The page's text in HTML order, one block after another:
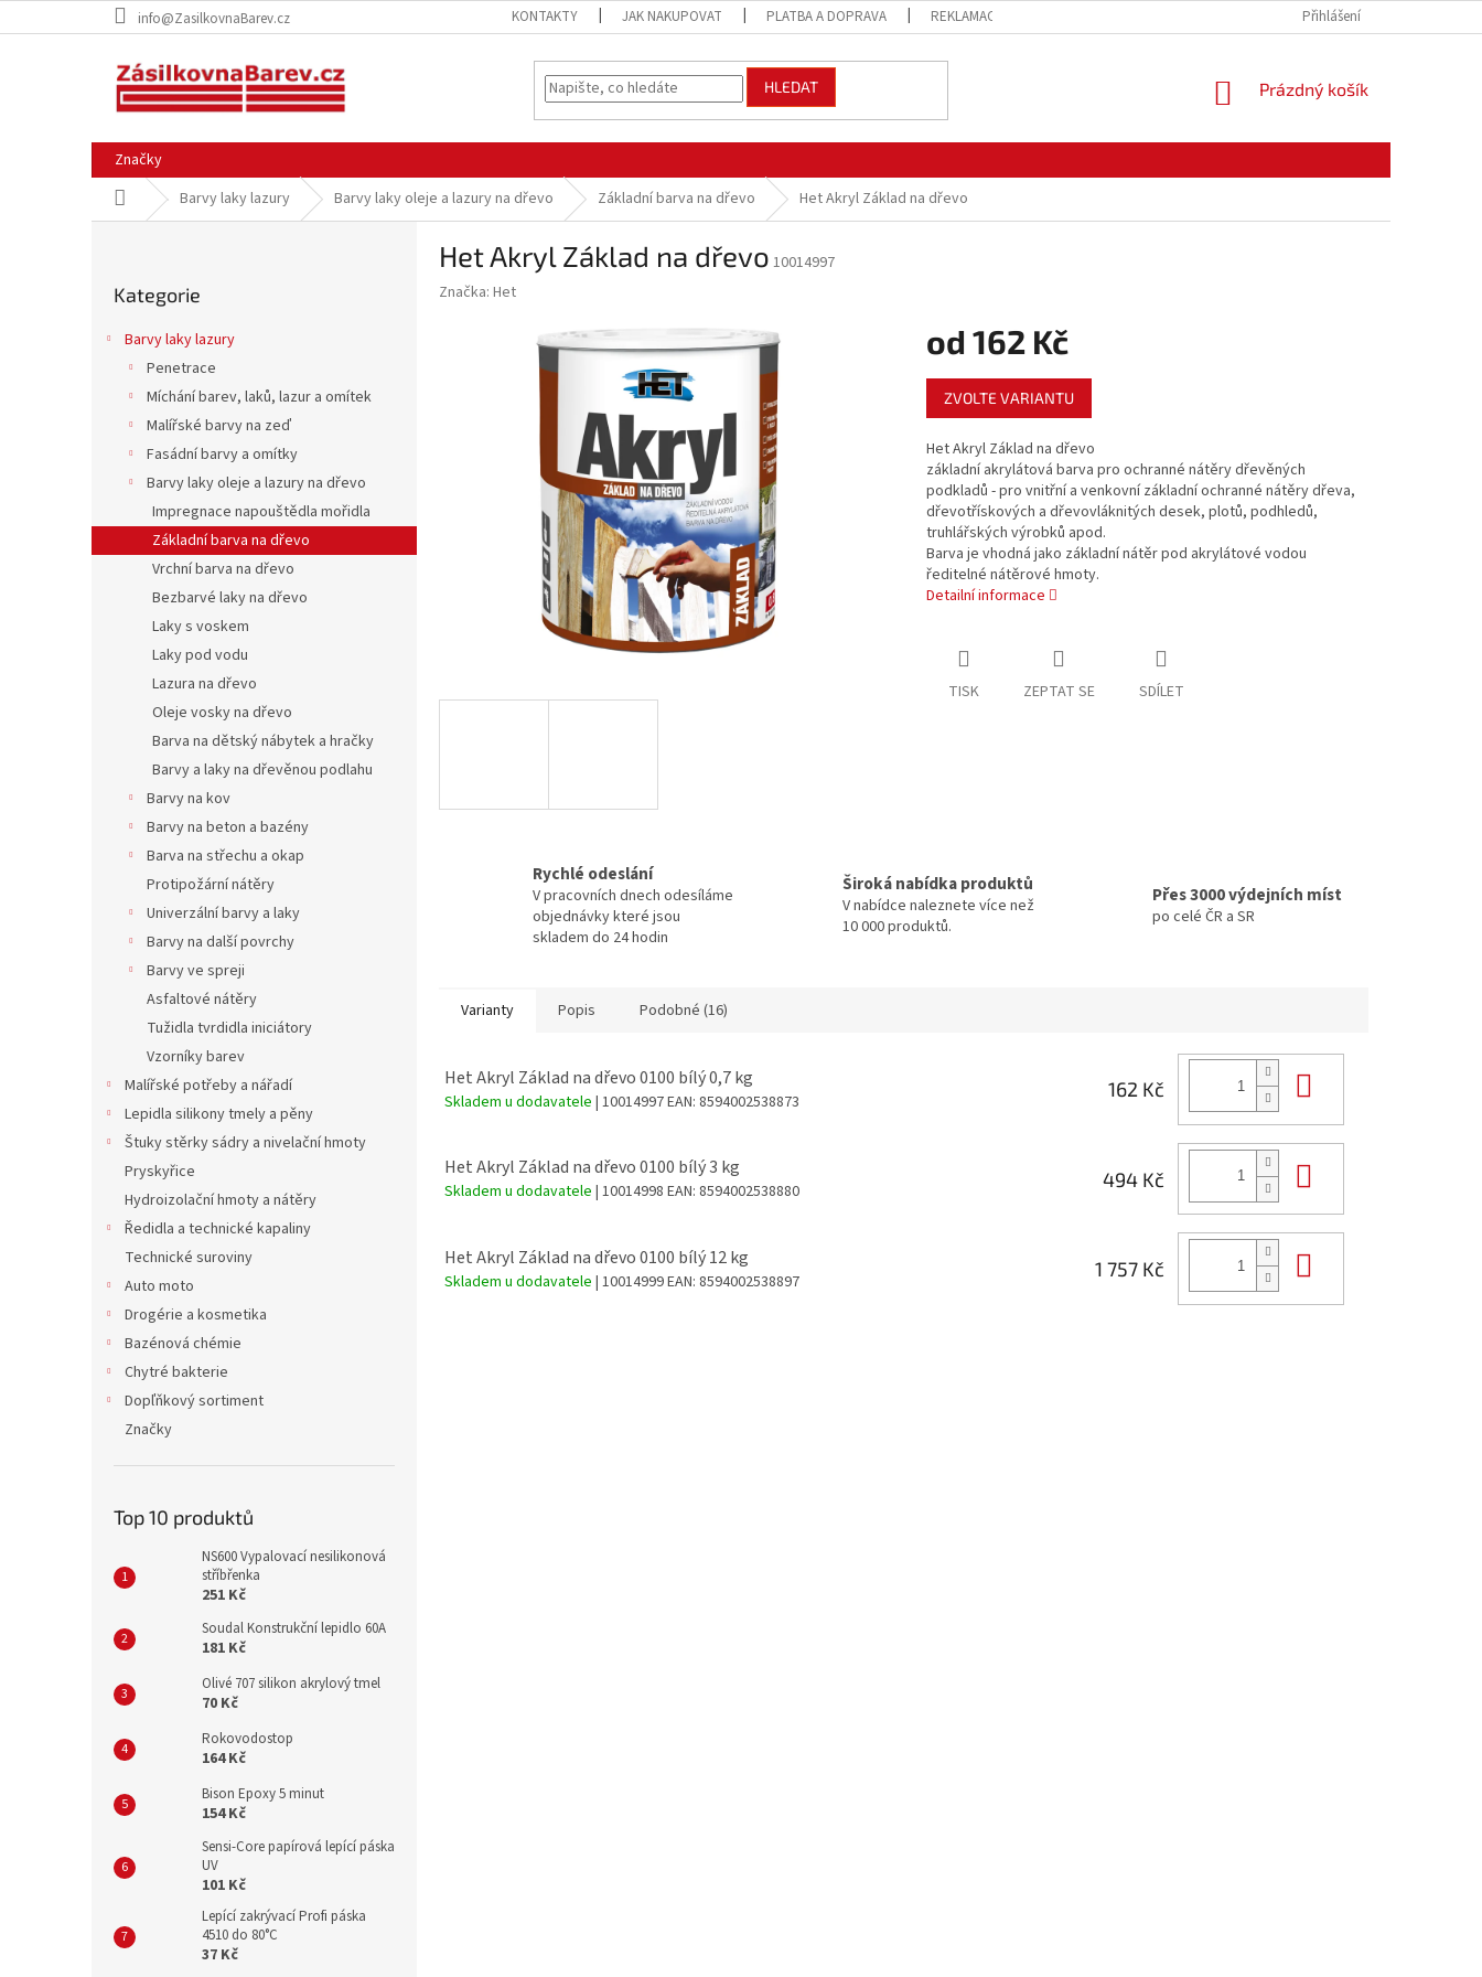
na
info@ZasilkovnaBarev.cz KONTAKTY JAK NAKUPOVAT PLATBA A DOPRAVA REKLAMACE ZBOŽÍ PODMÍNKY OCHRANY
Přihlášení
HLEDAT
NÁKUPNÍ
Prázdný košík
Značky
Domů Barvy laky lazury Barvy laky oleje a lazury na dřevo Základní barva na dřevo Het Akryl Základ na dřevo
e
l
kategorie
Kategorie
Barvy laky lazury
Penetrace
Míchání barev, laků, lazur a omítek
Malířské barvy na zeď
Fasádní barvy a omítky
Barvy laky oleje a lazury na dřevo
Impregnace napouštědla mořidla
Základní barva na dřevo
Vrchní barva na dřevo
Bezbarvé laky na dřevo
Laky s voskem
Laky pod vodu
Lazura na dřevo
Oleje vosky na dřevo
Barva na dětský nábytek a hračky
Barvy a laky na dřevěnou podlahu
Barvy na kov
Barvy na beton a bazény
Barva na střechu a okap
Protipožární nátěry
Univerzální barvy a laky
Barvy na další povrchy
Barvy ve spreji
Asfaltové nátěry
Tužidla tvrdidla iniciátory
Vzorníky barev
Malířské potřeby a nářadí
Lepidla silikony tmely a pěny
Štuky stěrky sádry a nivelační hmoty
Pryskyřice
Hydroizolační hmoty a nátěry
Ředidla a technické kapaliny
Technické suroviny
Auto moto
Drogérie a kosmetika
Bazénová chémie
Chytré bakterie
Dopľňkový sortiment
Značky
Top 10 produktů
NS600 Vypalovací nesilikonová
stříbřenka
251 Kč
Soudal Konstrukční lepidlo 60A
181 Kč
Olivé 707 silikon akrylový tmel
70 Kč
Rokovodostop
164 Kč
Bison Epoxy 5 minut
154 Kč
Sensi-Core papírová lepící páska
UV
101 Kč
Lepící zakrývací Profi páska
4510 do 80°C
37 Kč
Het Akryl Základ na dřevo 10014997
Značka: Het
od 162 Kč
Měrná
cena:
ZVOLTE VARIANTU
Het Akryl Základ na dřevo
základní akrylátová barva pro ochranné nátěry dřevěných
podkladů - pro vnitřní a venkovní základní ochranné nátěry dřeva,
dřevotřískových a dřevovláknitých desek, plotů, podhledů,
truhlářských výrobků apod.
Barva je vhodná jako základní nátěr pod akrylátové vodou
ředitelné nátěrové hmoty.
Detailní informace
TISK ZEPTAT SE SDÍLET
Rychlé odeslání
V pracovních dnech odesíláme
objednávky které jsou
skladem do 24 hodin
Široká nabídka produktů
V nabídce naleznete více než
10 000 produktů.
Přes 3000 výdejních míst
po celé ČR a SR
Varianty Popis Podobné (16)
Het Akryl Základ na dřevo 0100 bílý 0,7 kg
Skladem u dodavatele | 10014997EAN: 8594002538873
162 Kč
Het Akryl Základ na dřevo 0100 bílý 3 kg
Skladem u dodavatele | 10014998 EAN: 8594002538880
494 Kč
Het Akryl Základ na dřevo 0100 bílý 12 kg
Skladem u dodavatele | 10014999EAN: 8594002538897
1 757 Kč